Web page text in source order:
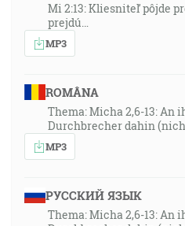
Mi 2:13: Kliesniteľ pôjde
prejdú…
MP3
ROMÂNA
Thema: Micha 2,6-13: An
Durchbrecher dahin
MP3
РУССКИЙ ЯЗЫК
Thema: Micha 2,6-13: An